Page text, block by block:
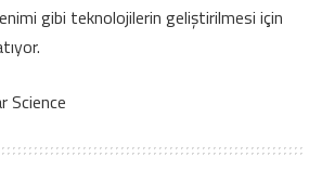
gibi teknolojilerin geliştirilmesi için
Science